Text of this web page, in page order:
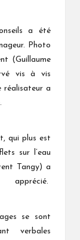
a été
Photo
(Guillaume
vis à vis
réalisateur a
qui plus est
sur l’eau
Tangy) a
se sont
verbales